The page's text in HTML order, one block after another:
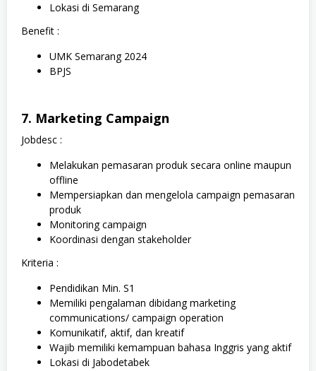
Lokasi di Semarang
Benefit :
UMK Semarang 2024
BPJS
7. Marketing Campaign
Jobdesc :
Melakukan pemasaran produk secara online maupun
offline
Mempersiapkan dan mengelola campaign pemasaran
produk
Monitoring campaign
Koordinasi dengan stakeholder
Kriteria :
Pendidikan Min. S1
Memiliki pengalaman dibidang marketing
communications/ campaign operation
Komunikatif, aktif, dan kreatif
Wajib memiliki kemampuan bahasa Inggris yang aktif
Lokasi di Jabodetabek